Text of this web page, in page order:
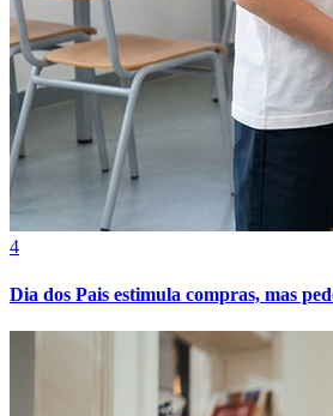
Cruzeiro
4
Dia dos Pais estimula compras, mas